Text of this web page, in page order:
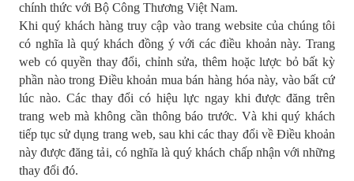
chính thức với Bộ Công Thương Việt Nam.
Khi quý khách hàng truy cập vào trang website của chúng tôi
có nghĩa là quý khách đồng ý với các điều khoản này. Trang
web có quyền thay đổi, chỉnh sửa, thêm hoặc lược bỏ bất kỳ
phần nào trong Điều khoản mua bán hàng hóa này, vào bất cứ
lúc nào. Các thay đổi có hiệu lực ngay khi được đăng trên
trang web mà không cần thông báo trước. Và khi quý khách
tiếp tục sử dụng trang web, sau khi các thay đổi về Điều khoản
này được đăng tải, có nghĩa là quý khách chấp nhận với những
thay đổi đó.